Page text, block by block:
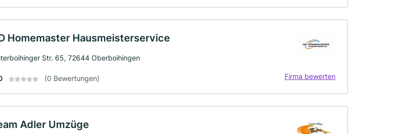
Homemaster Hausmeisterservice
Str. 65, 72644 Oberboihingen
(0 Bewertungen) Firma bewerten
Adler Umzüge